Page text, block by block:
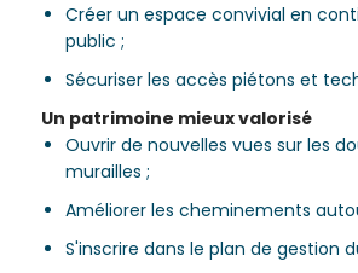
Créer un espace convivial en
public ;
Sécuriser les accès piétons et
Un patrimoine mieux valorisé
Ouvrir de nouvelles vues sur les
murailles ;
Améliorer les cheminements
S'inscrire dans le plan de gestion